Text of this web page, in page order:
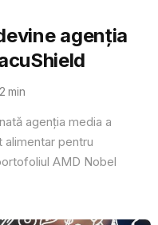
agenția
2 min
agenția media a
alimentar pentru
AMD Nobel